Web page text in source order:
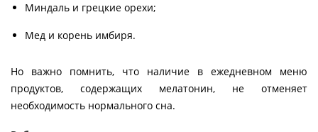
Миндаль и грецкие орехи;
Мед и корень имбиря.
Но важно помнить, что наличие в ежедневном меню
продуктов, содержащих мелатонин, не отменяет
необходимость нормального сна.